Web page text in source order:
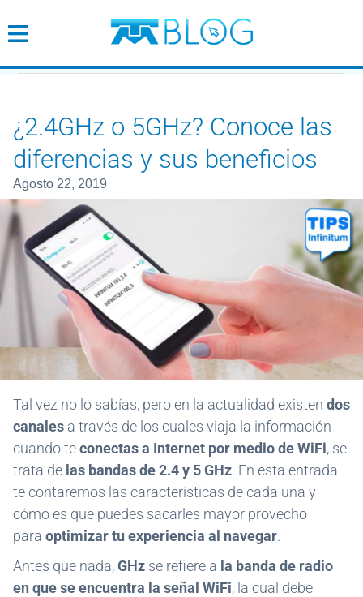
Tendencias
Emprendimiento
Empresarial
¿2.4GHz o 5GHz? Conoce las
¿2.4GHz o 5GHz? Conoce las
diferencias y sus beneficios
agosto 22, 2019
Tal vez no lo sabías, pero en la actualidad existen dos
canales a través de los cuales viaja la información
cuando teconectas a Internet por medio de WiFi, se
trata de las bandas de 2.4 y 5 GHz. En esta entrada
te contaremos las características de cada una y
cómo es que puedes sacarles mayor provecho
para optimizar tu experiencia al navegar.
Antes que nada,GHz se refiere a la banda de radio
en que se encuentra la señal WiFi, la cual debe